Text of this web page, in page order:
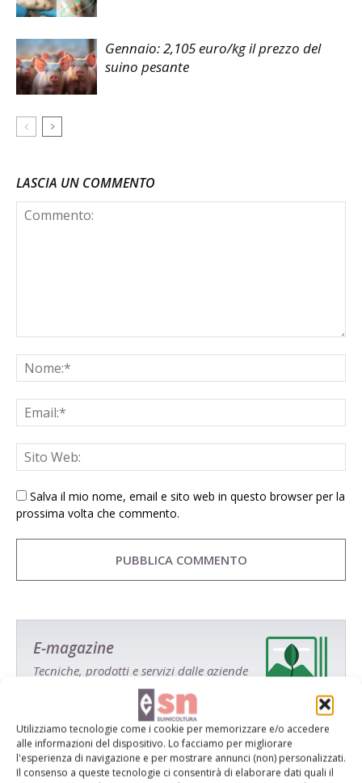
Utilizziamo tecnologie come i cookie per memorizzare e/o accedere
alle informazioni del dispositivo. Lo facciamo per migliorare
l'esperienza di navigazione e per mostrare annunci (non) personalizzati.
Il consenso a queste tecnologie ci consentirà di elaborare dati quali il
Gennaio: 2,105 euro/kg il prezzo del
suino pesante
LASCIA UN COMMENTO
Salva il mio nome, email e sito web in questo browser per la
prossima volta che commento.
E-magazine
Tecniche, prodotti e servizi dalle aziende